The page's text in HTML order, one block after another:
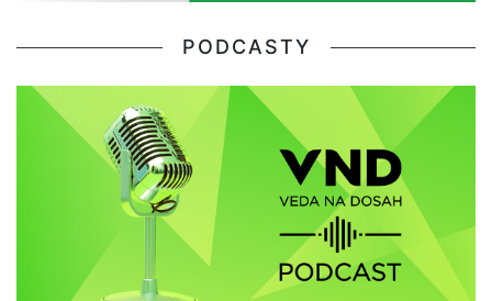
PODCASTY